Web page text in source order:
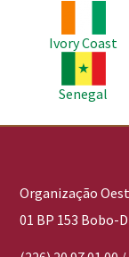
Ivory Coast
Imagem
Senegal
Organização
01 BP 153 Bobo-